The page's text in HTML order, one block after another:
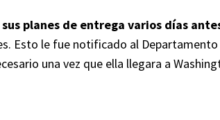
planes de entrega varios días
Esto le fue notificado al
una vez que ella llegara a